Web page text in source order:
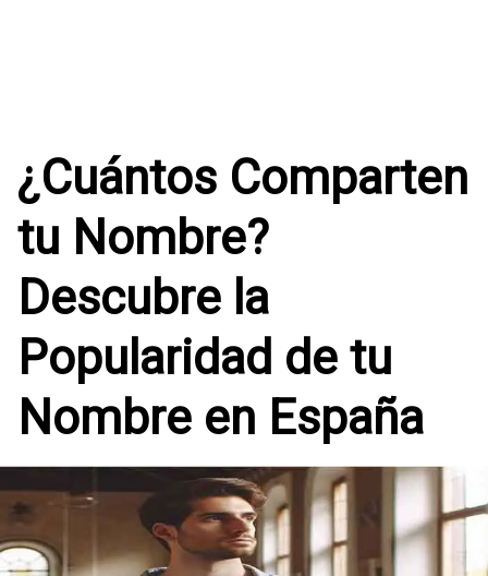
¿Cuántos Comparten
tu Nombre?
Descubre la
Popularidad de tu
Nombre en España